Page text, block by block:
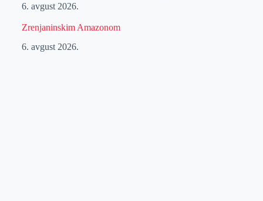
6. avgust 2026.
Zrenjaninskim Amazonom
6. avgust 2026.